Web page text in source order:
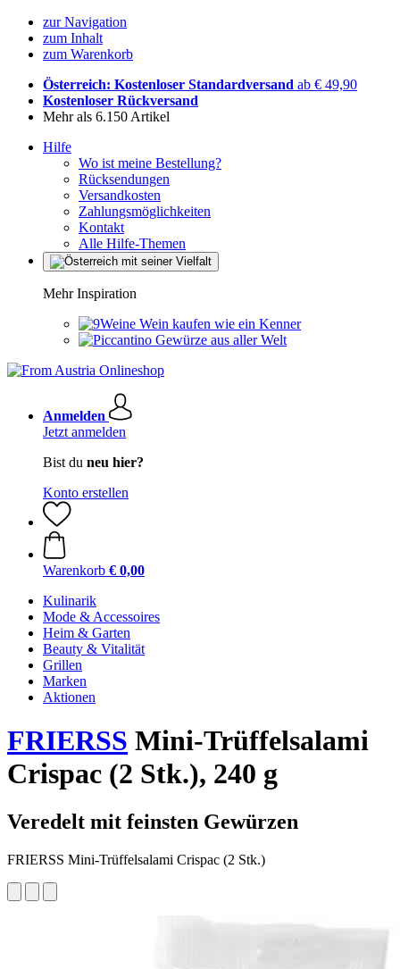
zur Navigation
zum Inhalt
zum Warenkorb
Österreich: Kostenloser Standardversand ab € 49,90
Kostenloser Rückversand
Mehr als 6.150 Artikel
Hilfe
Wo ist meine Bestellung?
Rücksendungen
Versandkosten
Zahlungsmöglichkeiten
Kontakt
Alle Hilfe-Themen
Mehr Inspiration
Wein kaufen wie ein Kenner
Gewürze aus aller Welt
Anmelden
Jetzt anmelden
Bist du neu hier?
Konto erstellen
Warenkorb € 0,00
Kulinarik
Mode & Accessoires
Heim & Garten
Beauty & Vitalität
Grillen
Marken
Aktionen
FRIERSS Mini-Trüffelsalami
Crispac (2 Stk.), 240 g
Veredelt mit feinsten Gewürzen
FRIERSS Mini-Trüffelsalami Crispac (2 Stk.)